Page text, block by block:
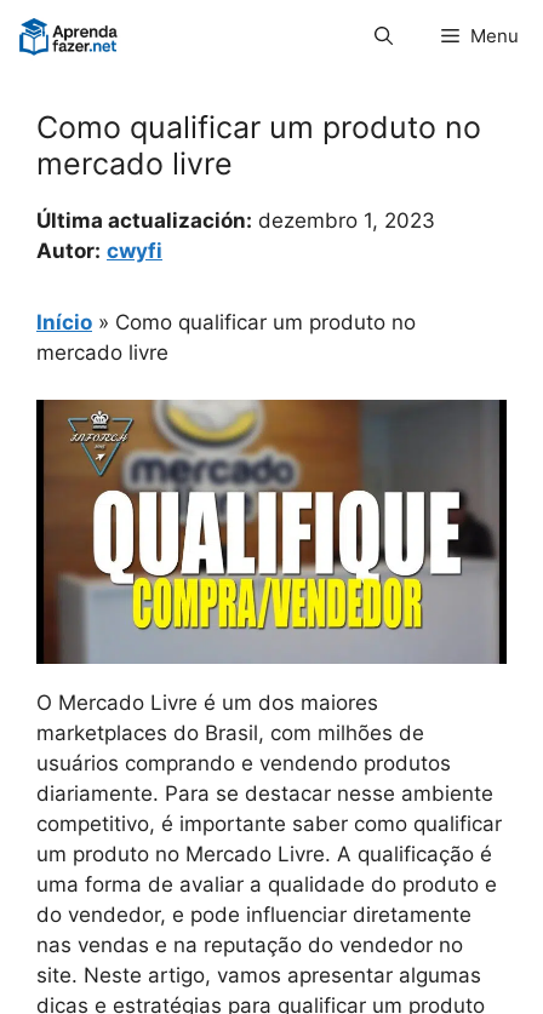
Pular
para
Menu
Como qualificar um produto no
mercado livre
Última actualización: dezembro 1, 2023
Autor: cwyfi
Início » Como qualificar um produto no
mercado livre
O Mercado Livre é um dos maiores
marketplaces do Brasil, com milhões de
usuários comprando e vendendo produtos
diariamente. Para se destacar nesse ambiente
competitivo, é importante saber como qualificar
um produto no Mercado Livre. A qualificação é
uma forma de avaliar a qualidade do produto e
do vendedor, e pode influenciar diretamente
nas vendas e na reputação do vendedor no
site. Neste artigo, vamos apresentar algumas
dicas e estratégias para qualificar um produto